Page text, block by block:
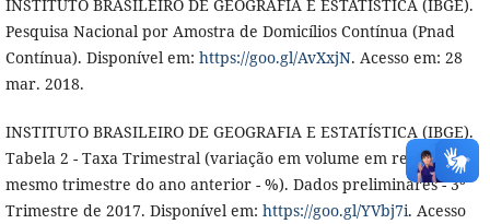
INSTITUTO BRASILEIRO DE GEOGRAFIA E ESTATÍSTICA (IBGE).
Pesquisa Nacional por Amostra de Domicílios Contínua (Pnad
Contínua). Disponível em: https://goo.gl/AvXxjN. Acesso em: 28
mar. 2018.
INSTITUTO BRASILEIRO DE GEOGRAFIA E ESTATÍSTICA (IBGE).
Tabela 2 - Taxa Trimestral (variação em volume em relação ao
mesmo trimestre do ano anterior - %). Dados preliminares - 3º
Trimestre de 2017. Disponível em: https://goo.gl/YVbj7i. Acesso